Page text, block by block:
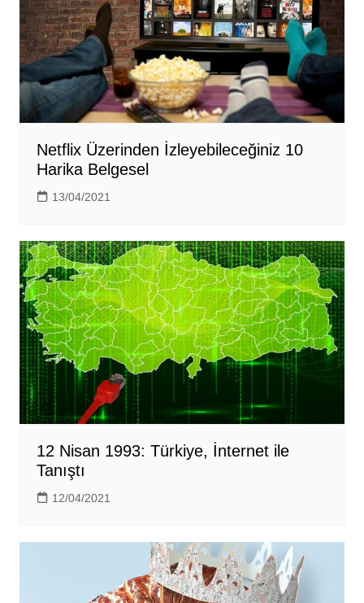
Netflix Üzerinden İzleyebileceğiniz 10
Harika Belgesel
13/04/2021
12 Nisan 1993: Türkiye, İnternet ile
Tanıştı
12/04/2021